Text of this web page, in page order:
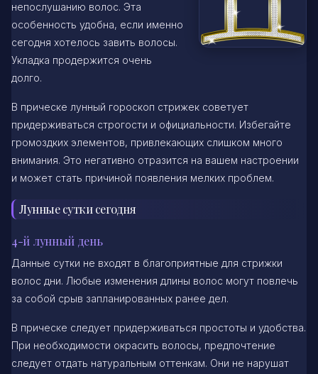
непослушанию волос. Эта
особенность удобна, если именно
сегодня хотелось завить волосы.
Укладка продержится очень
долго.
В прическе лунный гороскоп стрижек советует
придерживаться строгости и официальности. Избегайте
громоздких элементов, привлекающих слишком много
внимания. Это негативно отразится на вашем настроении
и может стать причиной появления мелких проблем.
Лунные сутки сегодня
4-й лунный день
Данные сутки не входят в благоприятные для стрижки
волос дни. Любые изменения длины волос могут повлечь
за собой срыв запланированных ранее дел.
В прическе следует придерживаться простоты и удобства.
При необходимости окрасить волосы, предпочтение
следует отдать натуральным оттенкам. Они не нарушат